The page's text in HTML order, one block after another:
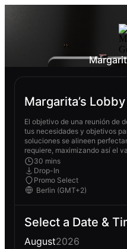
Margarita’s Lobby
El objetivo de una reunión de
tus necesidades y objetivos
soluciones se alineen
requiere, maximizando así el
30 mins
Drop-In
Promo Select
Select a Date &
August2026